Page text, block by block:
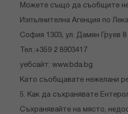
Можете също да съобщите
Изпълнителна Агенция по
София 1303, ул. Дамян Груев 8
Тел.:+359 2 8903417
уебсайт: www.bda.bg
Като съобщавате нежелани
5. Как да съхранявате
Съхранявайте на място,